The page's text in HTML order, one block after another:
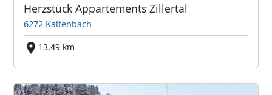
Herzstück Appartements Zillertal
6272 Kaltenbach
13,49 km